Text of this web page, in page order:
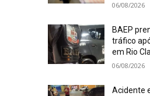
06/08/2026
BAEP
tráfico
em Rio
06/08/2026
Acidente